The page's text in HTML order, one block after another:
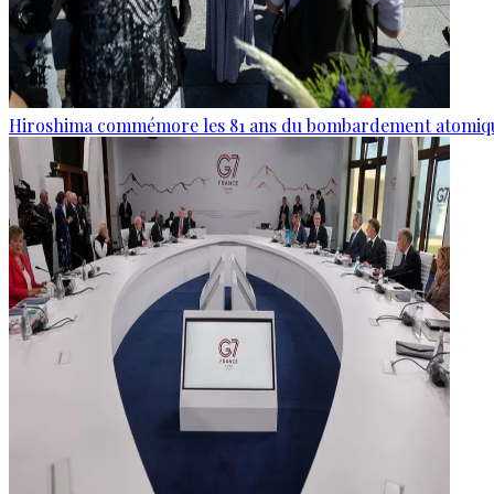
Hiroshima commémore les 81 ans du bombardement